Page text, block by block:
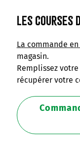
Les courses
La commande
magasin.
Remplissez
récupérer votre